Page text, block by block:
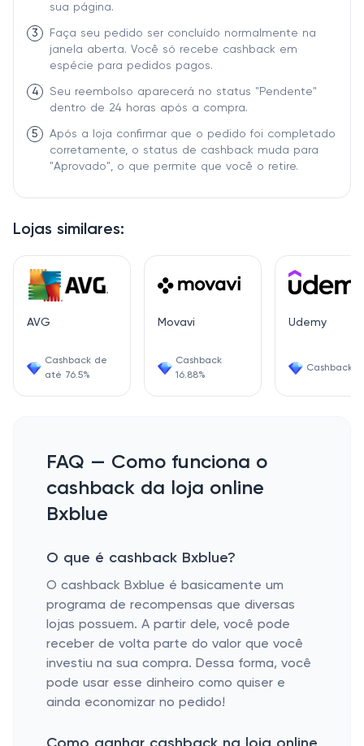
Lojas similares:
AVG
Cashback de
até 76.5%
Movavi
Cashback
16.88%
Udemy
Cashback
sua página.
3
Faça seu pedido ser concluído normalmente na
janela aberta. Você só recebe cashback em
espécie para pedidos pagos.
4
Seu reembolso aparecerá no status "Pendente"
dentro de 24 horas após a compra.
5
Após a loja confirmar que o pedido foi completado
corretamente, o status de cashback muda para
"Aprovado", o que permite que você o retire.
FAQ — Como funciona o
cashback da loja online
Bxblue
O que é cashback Bxblue?
O cashback Bxblue é basicamente um
programa de recompensas que diversas
lojas possuem. A partir dele, você pode
receber de volta parte do valor que você
investiu na sua compra. Dessa forma, você
pode usar esse dinheiro como quiser e
ainda economizar no pedido!